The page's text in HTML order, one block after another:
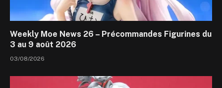
Weekly Moe News 26 – Précommandes Figurines du
3 au 9 août 2026
03/08/2026